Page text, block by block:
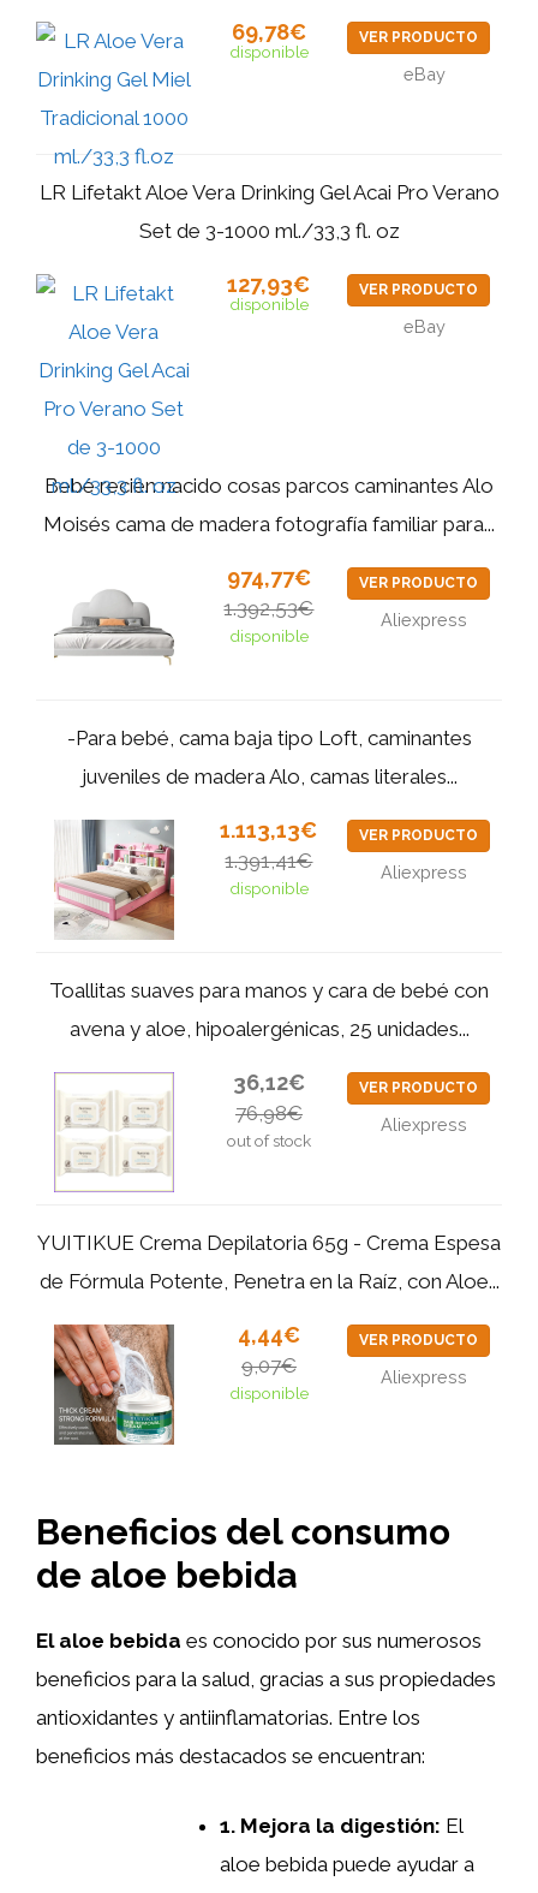
69,78€
disponible
VER PRODUCTO
eBay
LR Lifetakt Aloe Vera Drinking Gel Acai Pro Verano
Set de 3-1000 ml./33,3 fl. oz
127,93€
disponible
VER PRODUCTO
eBay
Bebé recién nacido cosas parcos caminantes Alo
Moisés cama de madera fotografía familiar para...
974,77€
1.392,53€
disponible
VER PRODUCTO
Aliexpress
-Para bebé, cama baja tipo Loft, caminantes
juveniles de madera Alo, camas literales...
1.113,13€
1.391,41€
disponible
VER PRODUCTO
Aliexpress
Toallitas suaves para manos y cara de bebé con
avena y aloe, hipoalergénicas, 25 unidades...
36,12€
76,98€
out of stock
VER PRODUCTO
Aliexpress
YUITIKUE Crema Depilatoria 65g - Crema Espesa
de Fórmula Potente, Penetra en la Raíz, con Aloe...
4,44€
9,07€
disponible
VER PRODUCTO
Aliexpress
Beneficios del consumo
de aloe bebida
El aloe bebida es conocido por sus numerosos
beneficios para la salud, gracias a sus propiedades
antioxidantes y antiinflamatorias. Entre los
beneficios más destacados se encuentran:
1. Mejora la digestión: El
aloe bebida puede ayudar a